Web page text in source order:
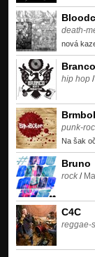
death-
nová
hip hop
punk-
Na šak
Bruno
rock /
C4C
reggae-